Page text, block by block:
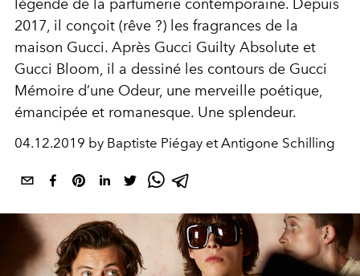
légende de la parfumerie contemporaine. Depuis
2017, il conçoit (rêve ?) les fragrances de la
maison Gucci. Après Gucci Guilty Absolute et
Gucci Bloom, il a dessiné les contours de Gucci
Mémoire d’une Odeur, une merveille poétique,
émancipée et romanesque. Une splendeur.
04.12.2019 by Baptiste Piégay et Antigone Schilling